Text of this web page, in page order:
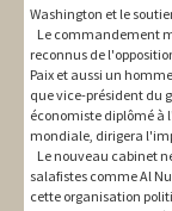
Washington et le
Le commandement
reconnus de
Paix et aussi un
que vice-président du
économiste diplômé à
mondiale, dirigera
Le nouveau cabinet
salafistes comme Al
cette organisation